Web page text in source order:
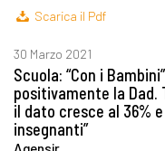
Scarica il Pdf
30 Marzo 2021
Scuola: “Con i
positivamente la
il dato cresce al 36%
insegnanti”